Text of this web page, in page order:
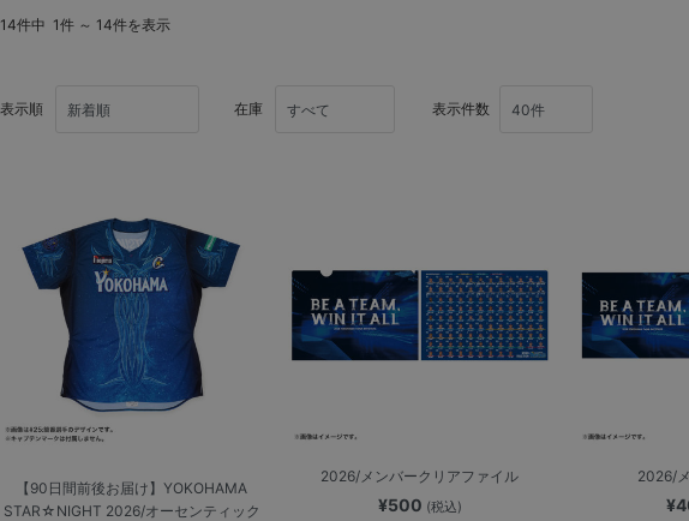
14件中 1件 ～ 14件を表示
表示順 在庫 表示件数
【90日間前後お届け】YOKOHAMA
STAR☆NIGHT 2026/オーセンティック
2026/メンバークリアファイル
¥500 (税込)
2026/